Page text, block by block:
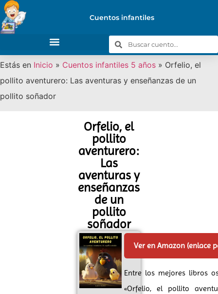
Cuentos infantiles
Estás en Inicio » Cuentos infantiles 5 años » Orfelio, el
pollito aventurero: Las aventuras y enseñanzas de un
pollito soñador
Orfelio, el
pollito
aventurero:
Las
aventuras y
enseñanzas
de un
pollito
soñador
Ver en Amazon (enlace
Entre los mejores libros
«Orfelio, el pollito